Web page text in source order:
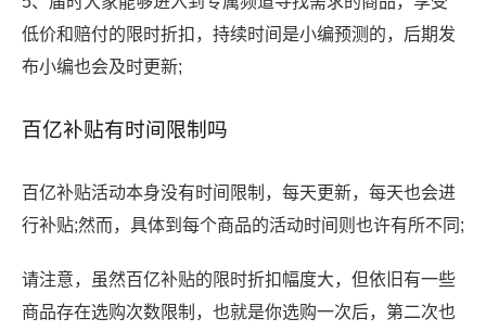
低价和赔付的限时折扣，持续时间是小编预测的，后期发
布小编也会及时更新;
百亿补贴有时间限制吗
百亿补贴活动本身没有时间限制，每天更新，每天也会进
行补贴;然而，具体到每个商品的活动时间则也许有所不同;
请注意，虽然百亿补贴的限时折扣幅度大，但依旧有一些
商品存在选购次数限制，也就是你选购一次后，第二次也